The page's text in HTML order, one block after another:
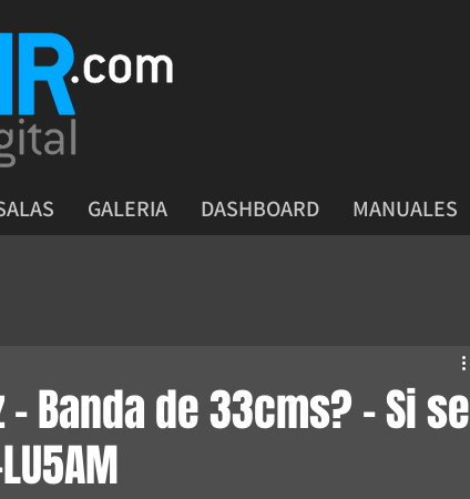
GALERIA DASHBOARD MANUALES
Banda de 33cms? - Si se